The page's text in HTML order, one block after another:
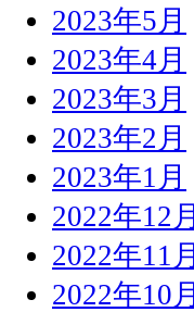
2023年5月
2023年4月
2023年3月
2023年2月
2023年1月
2022年12月
2022年11月
2022年10月